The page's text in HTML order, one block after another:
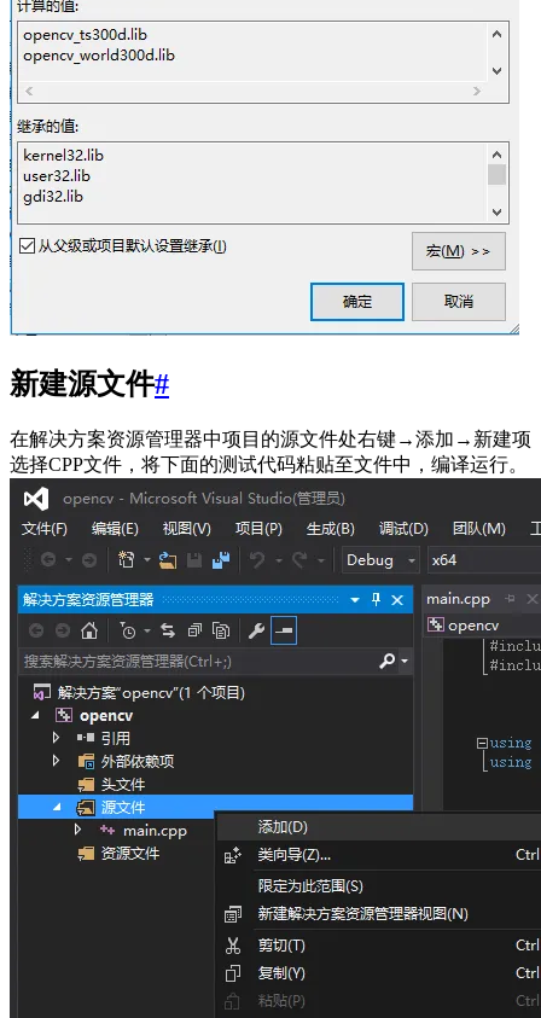
新建源文件#
在解决方案资源管理器中项目的源文件处右键→添加→新建项
选择CPP文件，将下面的测试代码粘贴至文件中，编译运行。